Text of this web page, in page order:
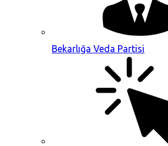
Bekarlığa Veda Partisi